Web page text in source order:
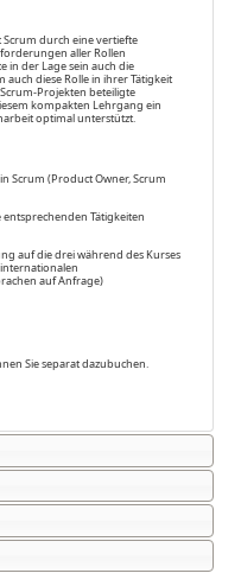
durch eine vertiefte
aller Rollen
in der Lage sein auch die
diese Rolle in ihrer Tätigkeit
Projekten beteiligte
kompakten Lehrgang ein
optimal unterstützt.
Scrum (Product Owner, Scrum
Tätigkeiten
auf die drei während des Kurses
auf Anfrage)
Sie separat dazubuchen.